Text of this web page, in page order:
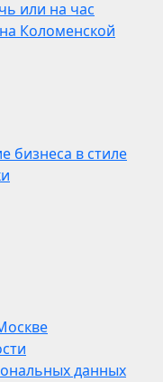
или на час
Коломенской
бизнеса в стиле
данных